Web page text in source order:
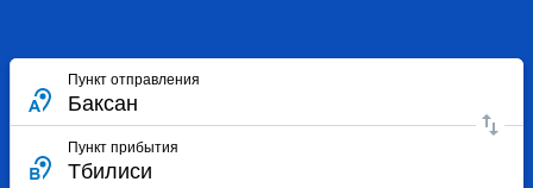
Пункт отправления
Пункт прибытия